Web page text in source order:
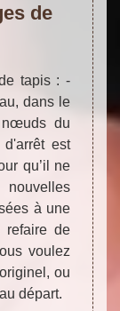
de
tapis : -
dans le
du
est
qu’il ne
à une
refaire de
voulez
ou
départ.